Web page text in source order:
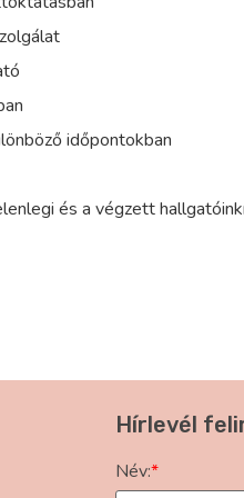
időpontokban
és a végzett
Hírlevél
Név:*